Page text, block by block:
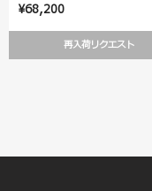
¥68,200
再入荷リクエスト